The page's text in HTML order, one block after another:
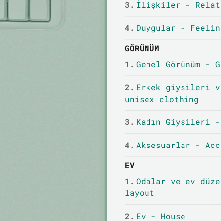
3. İlişkiler -
4. Duygular -
GÖRÜNÜM
1. Genel Görünüm -
2. Erkek giysileri
unisex clothing
3. Kadın Giysileri -
4. Aksesuarlar -
EV
1. Odalar ve ev
layout
2. Ev - House